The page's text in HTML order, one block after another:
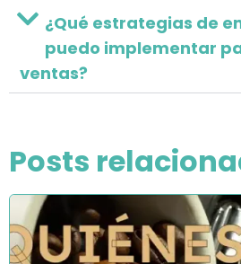
¿Qué estrategias de
puedo implementar
ventas?
Posts